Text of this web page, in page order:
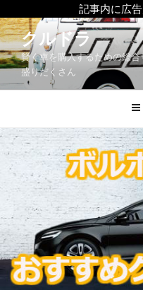
記事内に広告
コ
ン
テ
ツ
ス
クルドラ
賢く車を購入するための総
盛りだくさん